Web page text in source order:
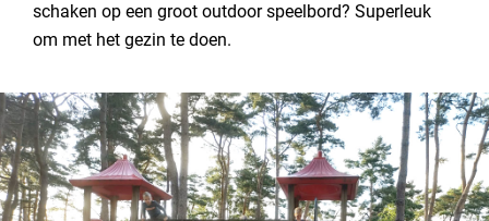
schaken op een groot outdoor speelbord? Superleuk
om met het gezin te doen.